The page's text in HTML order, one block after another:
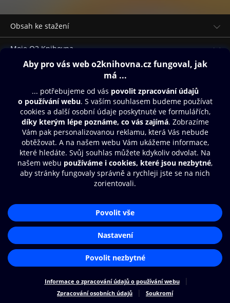
Obsah ke stažení
Moje O2 Knihovna
Další zábava
© O2 Czech Republic a.s.
Nákupní řád
Přístupnost
Zásady zpracování osobních údajů
Cookies
Aplikace O2 Knihovna
Čti a poslouchej své e-knihy a
audioknihy rychleji a pohodlněji.